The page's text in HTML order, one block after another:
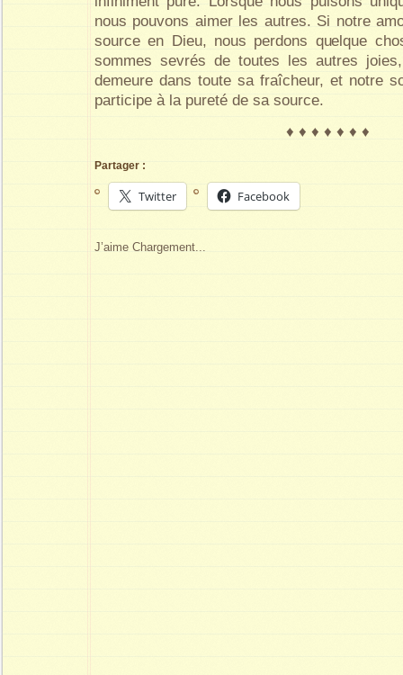
nous pouvons aimer les autres. Si notre
source en Dieu, nous perdons quelque
sommes sevrés de toutes les autres
demeure dans toute sa fraîcheur, et notre
participe à la pureté de sa source.
♦ ♦ ♦ ♦ ♦ ♦ ♦
Partager :
Twitter Facebook
J’aime Chargement...